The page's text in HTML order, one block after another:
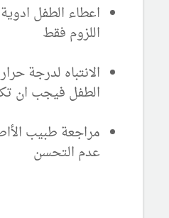
اعطاء الطفل
اللزوم فقط
الانتباه لدرجة
الطفل فيجب ان
مراجعة طبيب
عدم التحسن